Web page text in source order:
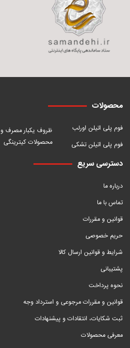
محصولات
فوم پلی اتیلن اورلب
فوم پلی اتیلن تشکی
ظروف یکبار مصرف و
محصولات کیترینگی
دسترسی سریع
درباره ما
تماس با ما
قوانین و مقررات
حریم خصوصی
شرایط و قوانین ارسال کالا
پشتیبانی
نحوه پرداخت
قوانین و مقررات مرجوعی و استرداد وجه
ثبت شکایات، انتقادات و پیشنهادات
معرفی محصولات